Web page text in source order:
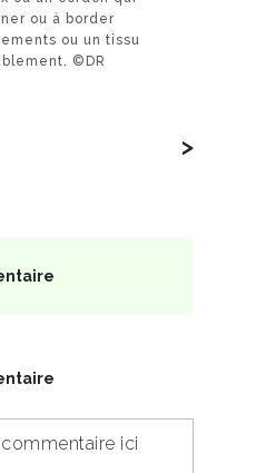
ou à border
ou un tissu
©DR
>